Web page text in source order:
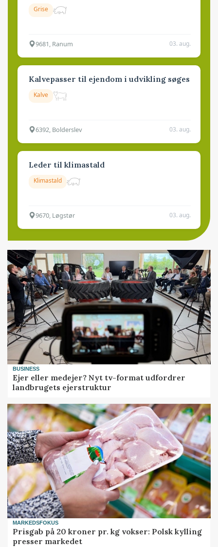
Grise
9681, Ranum 03. aug.
Kalvepasser til ejendom i udvikling søges
Kalve
6392, Bolderslev 03. aug.
Leder til klimastald
Klimastald
9670, Løgstør 03. aug.
BUSINESS
Ejer eller medejer? Nyt tv-format udfordrer
landbrugets ejerstruktur
MARKEDSFOKUS
Prisgab på 20 kroner pr. kg vokser: Polsk kylling
presser markedet